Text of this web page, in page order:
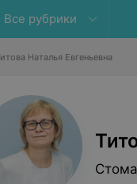
Все рубрики
Наталья Евгеньевна